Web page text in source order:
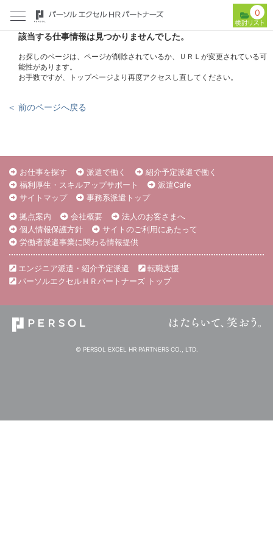
0
該当する仕事情報は見つかりませんでした。
お探しのページは、ページが削除されているか、ＵＲＬが変更されている可
能性があります。
お手数ですが、トップページより再度アクセスし直してください。
＜ 前のページへ戻る
お仕事を探す 派遣で働く
紹介予定派遣で働く
福利厚生・スキルアップサポート
派遣Cafe
サイトマップ
事務系派遣トップ
拠点案内
会社概要
法人のお客さまへ
個人情報保護方針
サイトのご利用にあたって
労働者派遣事業に関わる情報提供
エンジニア派遣・紹介予定派遣
転職支援
パーソルエクセルＨＲパートナーズ トップ
© PERSOL EXCEL HR PARTNERS CO., LTD.